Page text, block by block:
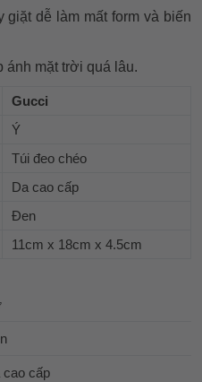
giặt dễ làm mất form và biến
ánh mặt trời quá lâu.
Gucci
Ý
Túi đeo chéo
Da cao cấp
Đen
11cm x 18cm x 4.5cm
cao cấp